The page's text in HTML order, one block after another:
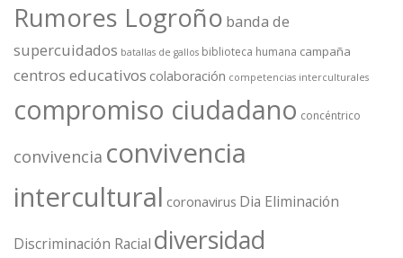
Rumores Logroño banda de
supercuidados batallas de gallos biblioteca humana campaña
centros educativos colaboración competencias interculturales
compromiso ciudadano concéntrico
convivencia convivencia
intercultural coronavirus Dia Eliminación
Discriminación Racial diversidad